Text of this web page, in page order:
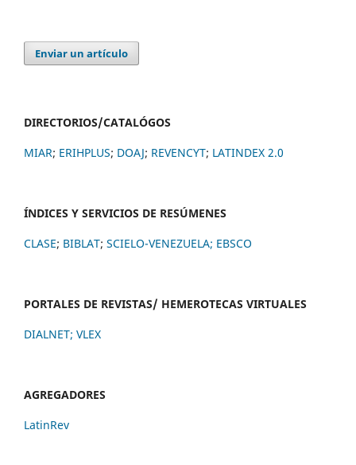
Enviar un artículo
DIRECTORIOS/CATALÓGOS
MIAR; ERIHPLUS; DOAJ; REVENCYT; LATINDEX 2.0
ÍNDICES Y SERVICIOS DE RESÚMENES
CLASE; BIBLAT; SCIELO-VENEZUELA; EBSCO
PORTALES DE REVISTAS/ HEMEROTECAS VIRTUALES
DIALNET; VLEX
AGREGADORES
LatinRev